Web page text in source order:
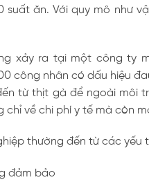
suất ăn. Với quy mô như
xảy ra tại một công ty
công nhân có dấu hiệu
từ thịt gà để ngoài môi
chỉ về chi phí y tế mà còn
thường đến từ các yếu
đảm bảo